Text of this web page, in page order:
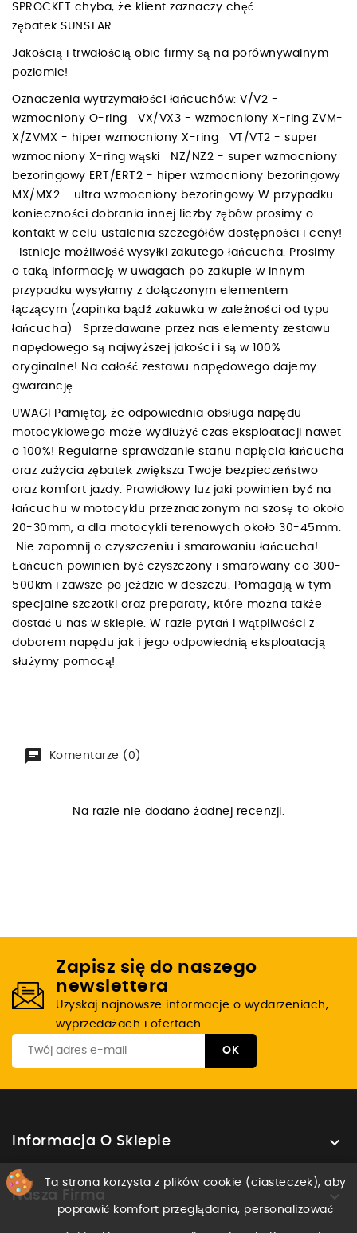
SPROCKET chyba, że klient zaznaczy chęć
zębatek SUNSTAR
Jakością i trwałością obie firmy są na porównywalnym
poziomie!
Oznaczenia wytrzymałości łańcuchów: V/V2 -
wzmocniony O-ring VX/VX3 - wzmocniony X-ring ZVM-
X/ZVMX - hiper wzmocniony X-ring VT/VT2 - super
wzmocniony X-ring wąski NZ/NZ2 - super wzmocniony
bezoringowy ERT/ERT2 - hiper wzmocniony bezoringowy
MX/MX2 - ultra wzmocniony bezoringowy W przypadku
konieczności dobrania innej liczby zębów prosimy o
kontakt w celu ustalenia szczegółów dostępności i ceny!
Istnieje możliwość wysyłki zakutego łańcucha. Prosimy
o taką informację w uwagach po zakupie w innym
przypadku wysyłamy z dołączonym elementem
łączącym (zapinka bądź zakuwka w zależności od typu
łańcucha) Sprzedawane przez nas elementy zestawu
napędowego są najwyższej jakości i są w 100%
oryginalne! Na całość zestawu napędowego dajemy
gwarancję
UWAGI Pamiętaj, że odpowiednia obsługa napędu
motocyklowego może wydłużyć czas eksploatacji nawet
o 100%! Regularne sprawdzanie stanu napięcia łańcucha
oraz zużycia zębatek zwiększa Twoje bezpieczeństwo
oraz komfort jazdy. Prawidłowy luz jaki powinien być na
łańcuchu w motocyklu przeznaczonym na szosę to około
20-30mm, a dla motocykli terenowych około 30-45mm.
Nie zapomnij o czyszczeniu i smarowaniu łańcucha!
Łańcuch powinien być czyszczony i smarowany co 300-
500km i zawsze po jeździe w deszczu. Pomagają w tym
specjalne szczotki oraz preparaty, które można także
dostać u nas w sklepie. W razie pytań i wątpliwości z
doborem napędu jak i jego odpowiednią eksploatacją
służymy pomocą!
Komentarze (0)
Na razie nie dodano żadnej recenzji.
Zapisz się do naszego
newslettera
Uzyskaj najnowsze informacje o wydarzeniach,
wyprzedażach i ofertach
Informacja O Sklepie 
Nasza Firma 
Ta strona korzysta z plików cookie (ciasteczek), aby
poprawić komfort przeglądania, personalizować